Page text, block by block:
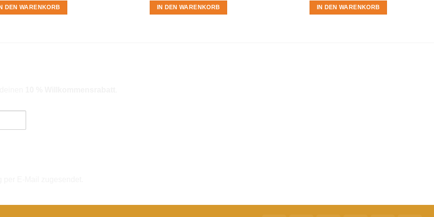
IN DEN WARENKORB IN DEN WARENKORB IN DEN WARENKORB